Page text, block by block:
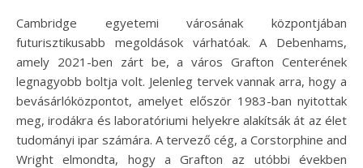
Cambridge egyetemi városának központjában
futurisztikusabb megoldások várhatóak. A Debenhams,
amely 2021-ben zárt be, a város Grafton Centerének
legnagyobb boltja volt. Jelenleg tervek vannak arra, hogy a
bevásárlóközpontot, amelyet először 1983-ban nyitottak
meg, irodákra és laboratóriumi helyekre alakítsák át az élet
tudományi ipar számára. A tervező cég, a Corstorphine and
Wright elmondta, hogy a Grafton az utóbbi években